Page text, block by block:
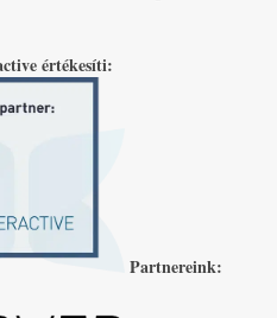
értékesíti:
Partnereink: